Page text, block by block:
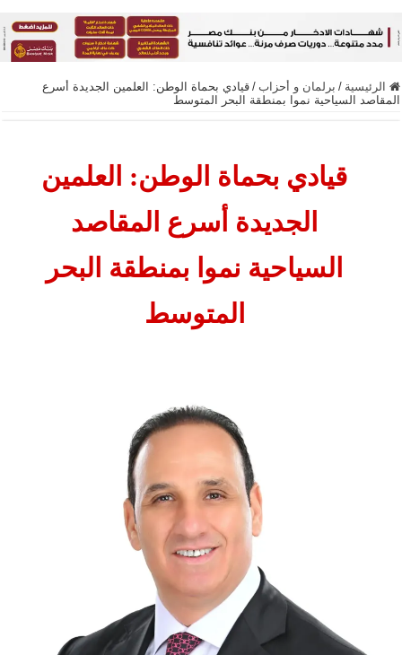
الرئيسية / برلمان و أحزاب / قيادي بحماة الوطن: العلمين الجديدة أسرع
المقاصد السياحية نموا بمنطقة البحر المتوسط
قيادي بحماة الوطن: العلمين
الجديدة أسرع المقاصد
السياحية نموا بمنطقة البحر
المتوسط